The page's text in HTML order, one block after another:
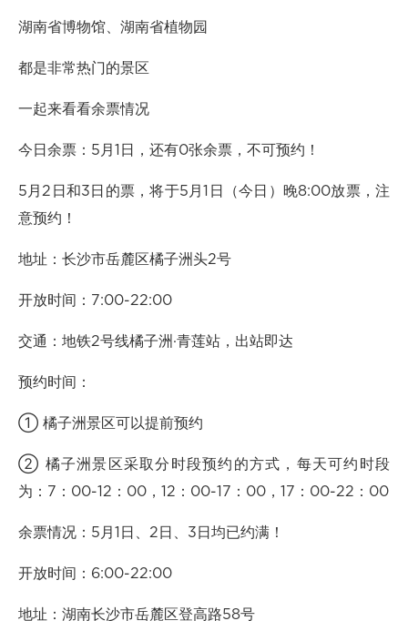
湖南省博物馆、湖南省植物园
都是非常热门的景区
一起来看看余票情况
今日余票：5月1日，还有0张余票，不可预约！
5月2日和3日的票，将于5月1日（今日）晚8:00放票，注
意预约！
地址：长沙市岳麓区橘子洲头2号
开放时间：7:00-22:00
交通：地铁2号线橘子洲·青莲站，出站即达
预约时间：
① 橘子洲景区可以提前预约
② 橘子洲景区采取分时段预约的方式，每天可约时段
为：7：00-12：00，12：00-17：00，17：00-22：00
余票情况：5月1日、2日、3日均已约满！
开放时间：6:00-22:00
地址：湖南长沙市岳麓区登高路58号